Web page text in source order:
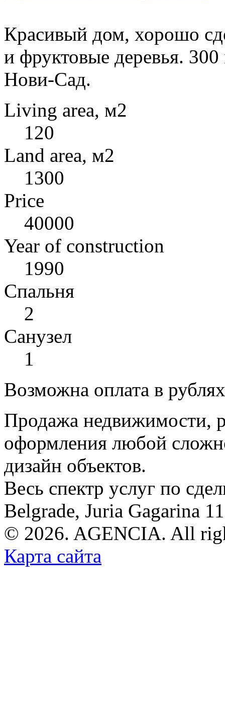
Красивый дом, хорошо
и фруктовые деревья.
Нови-Сад.
Living area, м2
120
Land area, м2
1300
Price
40000
Year of construction
1990
Спальня
2
Санузел
1
Возможна оплата в
Продажа недвижимости,
оформления любой
дизайн объектов.
Весь спектр услуг по
Belgrade, Juria Gagarina
© 2026. AGENCIA. All
Карта сайта